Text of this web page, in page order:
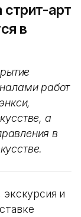
стрит-арт
в
работ
а
в
и